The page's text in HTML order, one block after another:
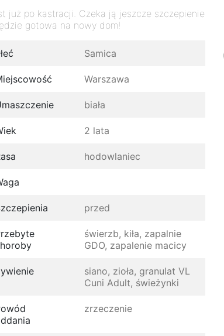
już po kastracji. Czeka ją jeszcze szczepienie
gotowa na nowy dom!
Samica
Warszawa
biała
2 lata
hodowlaniec
przed
świerzb, kiła, zapalnie
GDO, zapalenie macicy
siano, zioła, granulat VL
Cuni Adult, świeżynki
zrzeczenie